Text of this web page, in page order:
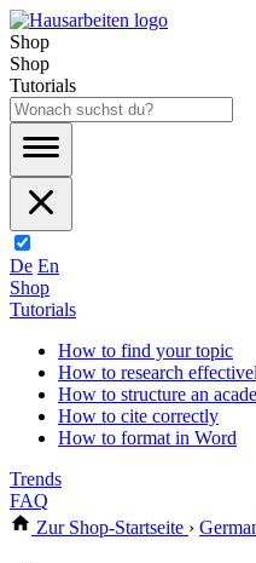
Shop
Shop
Tutorials
De En
Shop
Tutorials
How to find your topic
How to research
How to structure an
How to cite correctly
How to format in Word
Trends
FAQ
Zur Shop-Startseite ›